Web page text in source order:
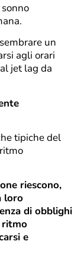
un
agli orari
jet lag da
tipiche del
riescono,
loro
di obblighi
ritmo
e